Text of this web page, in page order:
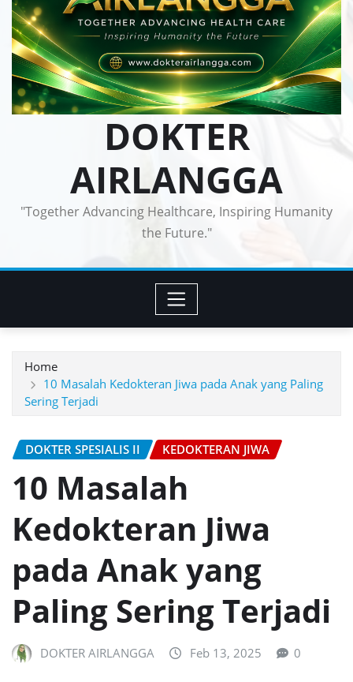
DOKTER
AIRLANGGA
"Together Advancing Healthcare, Inspiring Humanity
the Future."
Home
10 Masalah Kedokteran Jiwa pada Anak yang Paling
Sering Terjadi
DOKTER SPESIALIS II KEDOKTERAN JIWA
10 Masalah
Kedokteran Jiwa
pada Anak yang
Paling Sering Terjadi
DOKTER AIRLANGGA Feb 13, 2025 0